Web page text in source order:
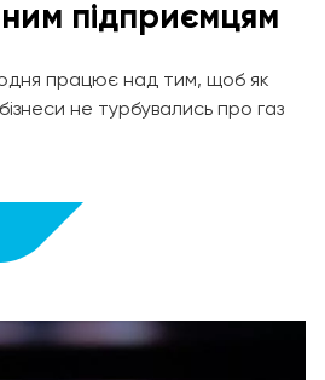
підприємцям
працює над тим, щоб як
не турбувались про газ